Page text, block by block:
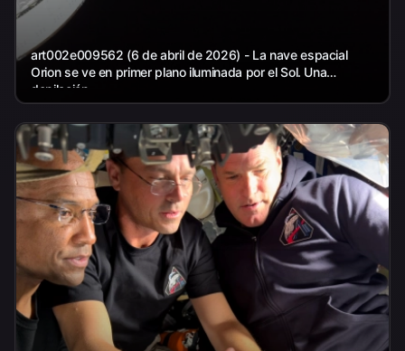
art002e009562 (6 de abril de 2026) - La nave espacial
Orion se ve en primer plano iluminada por el Sol. Una
depilación...